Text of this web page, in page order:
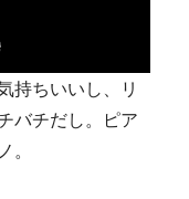
持ちいいし、リ
バチだし。ピア
。